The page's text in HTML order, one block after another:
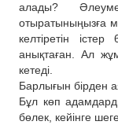
алады?
отыратыныңызға
келтіретін
анықтаған. Ал
кетеді.
Барлығын бірден
Бұл көп
бөлек, кейінге